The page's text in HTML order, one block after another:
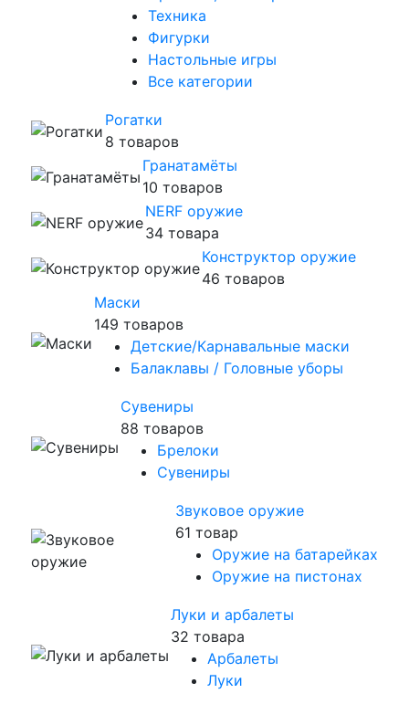
Техника
Фигурки
Настольные игры
Все категории
Рогатки
8 товаров
Гранатамёты
10 товаров
NERF оружие
34 товара
Конструктор оружие
46 товаров
Маски
149 товаров
Детские/Карнавальные маски
Балаклавы / Головные уборы
Сувениры
88 товаров
Брелоки
Сувениры
Звуковое оружие
61 товар
Оружие на батарейках
Оружие на пистонах
Луки и арбалеты
32 товара
Арбалеты
Луки